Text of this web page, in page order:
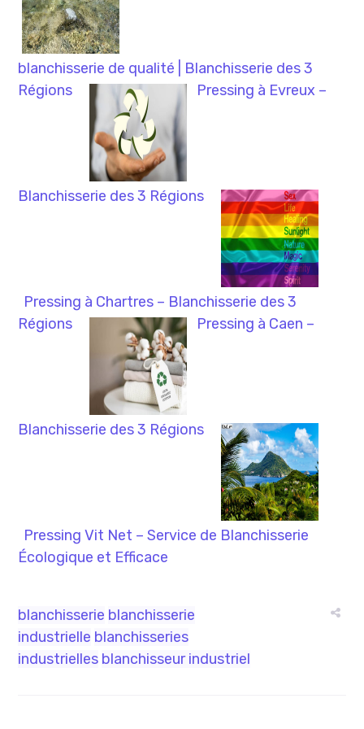
blanchisserie de qualité | Blanchisserie des 3
Régions
Pressing à Evreux –
Blanchisserie des 3 Régions
Pressing à Chartres – Blanchisserie des 3
Régions
Pressing à Caen –
Blanchisserie des 3 Régions
Pressing Vit Net – Service de Blanchisserie
Écologique et Efficace
blanchisserie blanchisserie
industrielle blanchisseries
industrielles blanchisseur industriel